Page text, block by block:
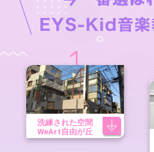
1
洗練された空間
WeArt自由が丘